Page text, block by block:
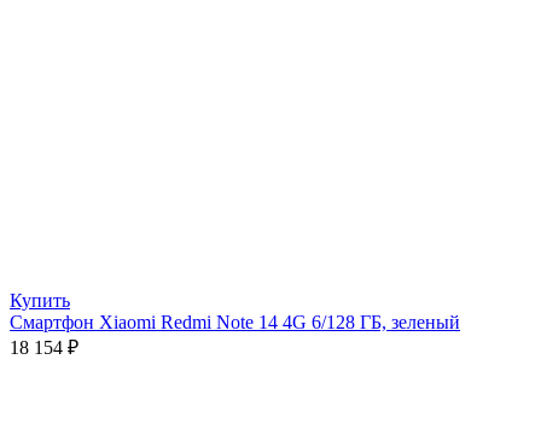
Купить
Смартфон Xiaomi Redmi Note 14 4G 6/128 ГБ, зеленый
18 154 ₽